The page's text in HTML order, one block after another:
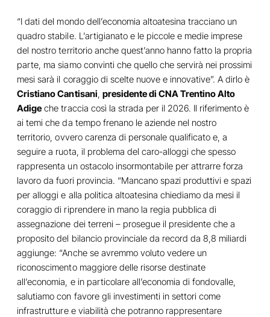
“I dati del mondo dell’economia altoatesina tracciano un
quadro stabile. L’artigianato e le piccole e medie imprese
del nostro territorio anche quest’anno hanno fatto la propria
parte, ma siamo convinti che quello che servirà nei prossimi
mesi sarà il coraggio di scelte nuove e innovative”. A dirlo è
Cristiano Cantisani presidente di CNA Trentino Alto
Adigeche traccia così la strada per il 2026. Il riferimento è
ai temi che da tempo frenano le aziende nel nostro
territorio, ovvero carenza di personale qualificato e, a
seguire a ruota, il problema del caro-alloggi che spesso
rappresenta un ostacolo insormontabile per attrarre forza
lavoro da fuori provincia. “Mancano spazi produttivi e spazi
per alloggi e alla politica altoatesina chiediamo da mesi il
coraggio di riprendere in mano la regia pubblica di
assegnazione dei terreni – prosegue il presidente che a
proposito del bilancio provinciale da record da 8,8 miliardi
aggiunge: “Anche se avremmo voluto vedere un
riconoscimento maggiore delle risorse destinate
all’economia, e in particolare all’economia di fondovalle,
salutiamo con favore gli investimenti in settori come
infrastrutture e viabilità che potranno rappresentare